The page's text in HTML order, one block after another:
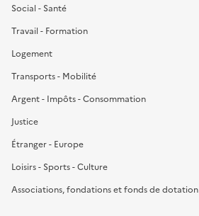
Social - Santé
Travail - Formation
Logement
Transports - Mobilité
Argent - Impôts - Consommation
Justice
Étranger - Europe
Loisirs - Sports - Culture
Associations, fondations et fonds de dotation